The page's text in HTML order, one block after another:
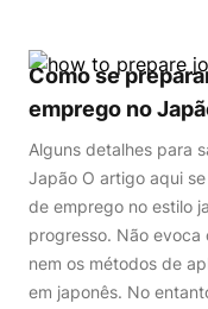
Como se
emprego no
Alguns detalhes para
Japão O artigo aqui
de emprego no estilo
progresso. Não
nem os métodos de
em japonês. No